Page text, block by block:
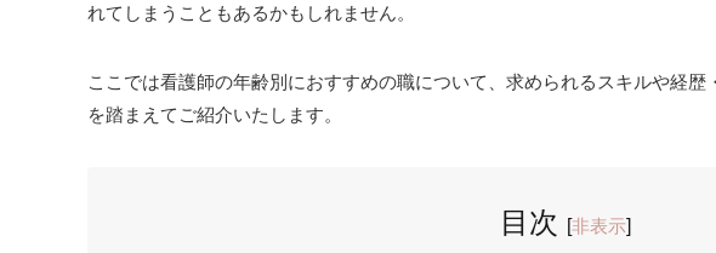
れてしまうこともあるかもしれません。
ここでは看護師の年齢別におすすめの職について、求められるスキルや経歴
を踏まえてご紹介いたします。
目次 [非表示]